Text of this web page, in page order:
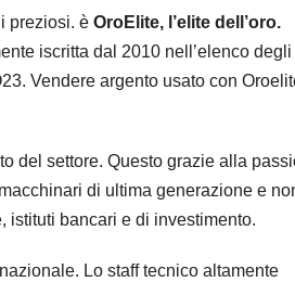
preziosi. è OroElite, l’elite dell’oro.
iscritta dal 2010 nell’elenco degli
Vendere argento usato con
del settore. Questo grazie alla
di ultima generazione e
istituti bancari e di investimento.
Lo staff tecnico altamente